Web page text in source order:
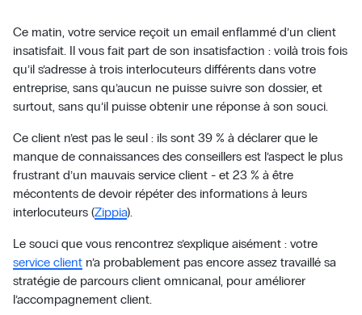
Ce matin, votre service reçoit un email enflammé d’un client
insatisfait. Il vous fait part de son insatisfaction : voilà trois fois
qu’il s’adresse à trois interlocuteurs différents dans votre
entreprise, sans qu’aucun ne puisse suivre son dossier, et
surtout, sans qu’il puisse obtenir une réponse à son souci.
Ce client n’est pas le seul : ils sont 39 % à déclarer que le
manque de connaissances des conseillers est l’aspect le plus
frustrant d’un mauvais service client - et 23 % à être
mécontents de devoir répéter des informations à leurs
interlocuteurs (Zippia).
Le souci que vous rencontrez s’explique aisément : votre
service clientn’a probablement pas encore assez travaillé sa
stratégie de parcours client omnicanal, pour améliorer
l’accompagnement client.